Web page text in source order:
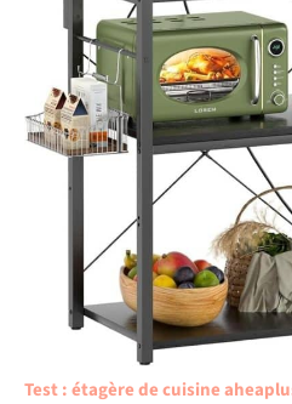
Test : étagère de cuisine